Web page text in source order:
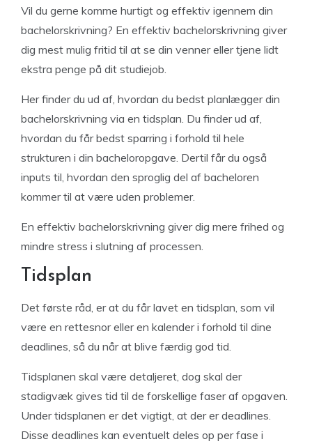
Vil du gerne komme hurtigt og effektiv igennem din
bachelorskrivning? En effektiv bachelorskrivning giver
dig mest mulig fritid til at se din venner eller tjene lidt
ekstra penge på dit studiejob.
Her finder du ud af, hvordan du bedst planlægger din
bachelorskrivning via en tidsplan. Du finder ud af,
hvordan du får bedst sparring i forhold til hele
strukturen i din bacheloropgave. Dertil får du også
inputs til, hvordan den sproglig del af bacheloren
kommer til at være uden problemer.
En effektiv bachelorskrivning giver dig mere frihed og
mindre stress i slutning af processen.
Tidsplan
Det første råd, er at du får lavet en tidsplan, som vil
være en rettesnor eller en kalender i forhold til dine
deadlines, så du når at blive færdig god tid.
Tidsplanen skal være detaljeret, dog skal der
stadigvæk gives tid til de forskellige faser af opgaven.
Under tidsplanen er det vigtigt, at der er deadlines.
Disse deadlines kan eventuelt deles op per fase i